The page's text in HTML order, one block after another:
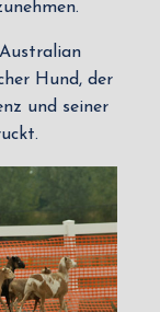
Hund, der
und seiner